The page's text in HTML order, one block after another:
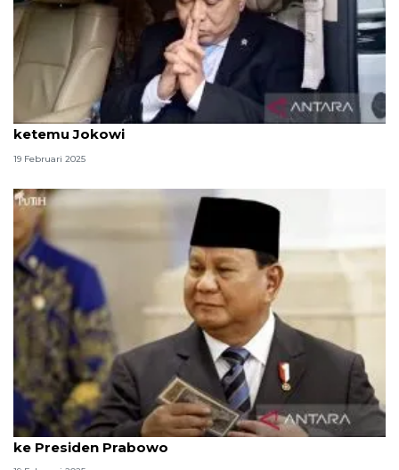
“Reshuffle” perdana, Budi Arie sebut rencana
ketemu Jokowi
19 Februari 2025
Wakil Kepala BPKP beri kejutan, kasih uang langka
ke Presiden Prabowo